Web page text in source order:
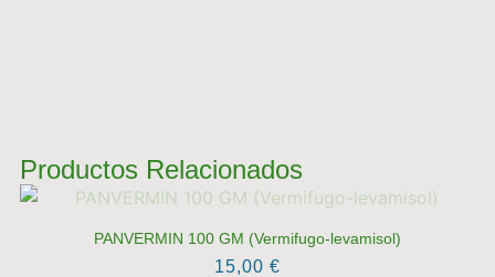
Productos Relacionados
PANVERMIN 100 GM (Vermifugo-levamisol)
15,00 €